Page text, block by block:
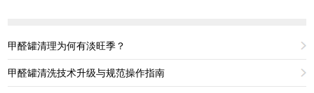
甲醛罐清理为何有淡旺季？
甲醛罐清洗技术升级与规范操作指南